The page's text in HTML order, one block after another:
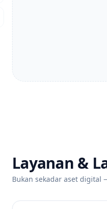
Layanan &
Bukan sekadar aset digital